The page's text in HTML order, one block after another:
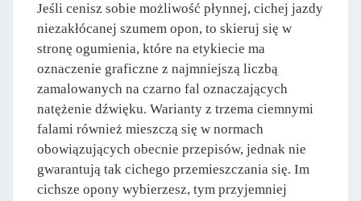
Jeśli cenisz sobie możliwość płynnej, cichej jazdy
niezakłócanej szumem opon, to skieruj się w
stronę ogumienia, które na etykiecie ma
oznaczenie graficzne z najmniejszą liczbą
zamalowanych na czarno fal oznaczających
natężenie dźwięku. Warianty z trzema ciemnymi
falami również mieszczą się w normach
obowiązujących obecnie przepisów, jednak nie
gwarantują tak cichego przemieszczania się. Im
cichsze opony wybierzesz, tym przyjemniej